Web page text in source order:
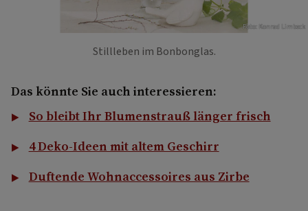
Foto: Konrad Limbeck
Stillleben im Bonbonglas.
Das könnte Sie auch interessieren:
So bleibt Ihr Blumenstrauß länger frisch
4 Deko-Ideen mit altem Geschirr
Duftende Wohnaccessoires aus Zirbe